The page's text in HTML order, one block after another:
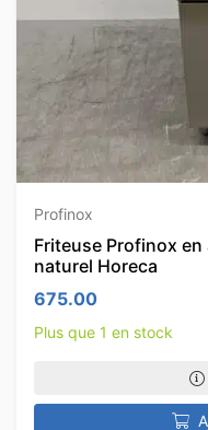
Profinox
Friteuse Profinox
naturel Horeca
675.00
Plus que 1 en stock